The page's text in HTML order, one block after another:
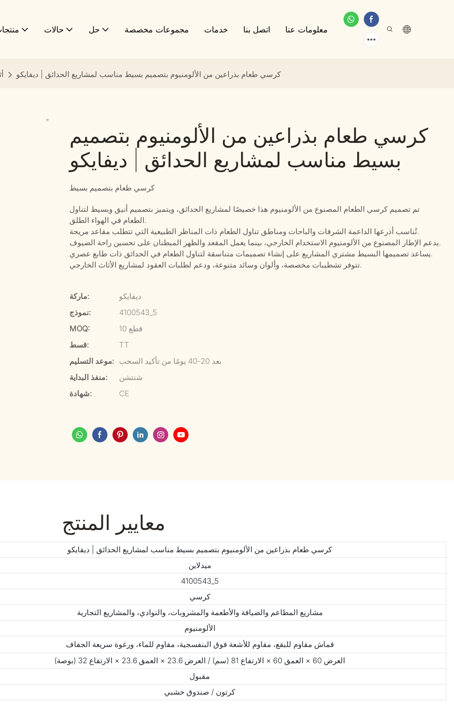
حالات حل مجموعات مخصصة خدمات اتصل بنا معلومات عنا
كرسي طعام بذراعين من الألومنيوم بتصميم بسيط مناسب لمشاريع الحدائق | ديفايكو
كرسي طعام بذراعين من الألومنيوم بتصميم
بسيط مناسب لمشاريع الحدائق | ديفايكو
كرسي طعام بتصميم بسيط
تم تصميم كرسي الطعام المصنوع من الألومنيوم هذا خصيصًا لمشاريع الحدائق، ويتميز بتصميم أنيق وبسيط لتناول
الطعام في الهواء الطلق.
تُناسب أذرعها الداعمة الشرفات والباحات ومناطق تناول الطعام ذات المناظر الطبيعية التي تتطلب مقاعد مريحة.
يدعم الإطار المصنوع من الألومنيوم الاستخدام الخارجي، بينما يعمل المقعد والظهر المبطنان على تحسين راحة الضيوف.
يساعد تصميمها البسيط مشتري المشاريع على إنشاء تصميمات متناسقة لتناول الطعام في الحدائق ذات طابع عصري.
تتوفر تشطيبات مخصصة، وألوان وسائد متنوعة، ودعم لطلبات العقود لمشاريع الأثاث الخارجي.
ماركة:
ديفايكو
نموذج:
4100543_5
MOQ:
10 قطع
قسط:
TT
موعد التسليم:
بعد 20-40 يومًا من تأكيد السحب
منفذ البداية:
شنتشن
شهادة:
CE
معايير المنتج
كرسي طعام بذراعين من الألومنيوم بتصميم بسيط مناسب لمشاريع الحدائق | ديفايكو
ميدلاين
4100543_5
كرسي
مشاريع المطاعم والضيافة والأطعمة والمشروبات، والنوادي، والمشاريع التجارية
الألومنيوم
قماش مقاوم للبقع، مقاوم للأشعة فوق البنفسجية، مقاوم للماء، ورغوة سريعة الجفاف
العرض 60 × العمق 60 × الارتفاع 81 (سم) / العرض 23.6 × العمق 23.6 × الارتفاع 32 (بوصة)
مقبول
كرتون / صندوق خشبي